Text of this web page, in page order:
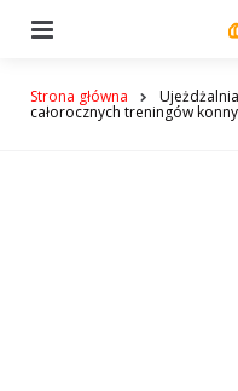
Strona główna
całorocznych treningów